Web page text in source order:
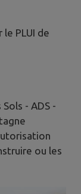
PLUI de
- ADS -
ou les